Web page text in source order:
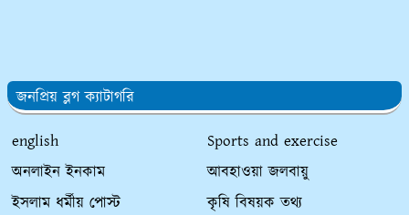
জনপ্রিয় ব্লগ ক্যাটাগরি
english
Sports and exercise
অনলাইন ইনকাম
আবহাওয়া জলবায়ু
ইসলাম ধর্মীয় পোস্ট
কৃষি বিষয়ক তথ্য